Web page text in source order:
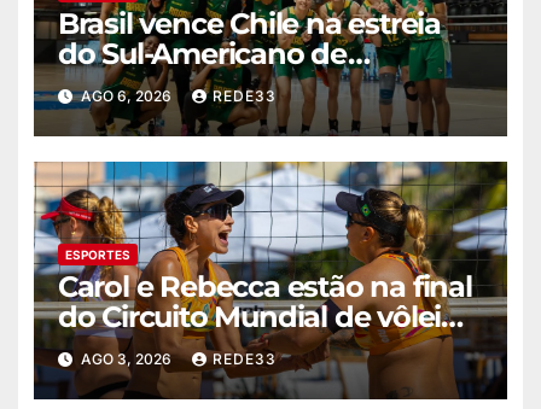
Brasil vence Chile na estreia
do Sul-Americano de
basquete feminino
AGO 6, 2026 REDE33
ESPORTES
Carol e Rebecca estão na final
do Circuito Mundial de vôlei
de praia
AGO 3, 2026 REDE33